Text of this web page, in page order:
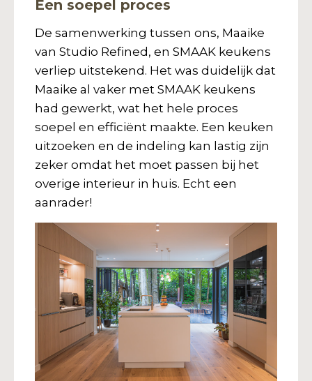
Een soepel proces
De samenwerking tussen ons, Maaike
van Studio Refined, en SMAAK keukens
verliep uitstekend. Het was duidelijk dat
Maaike al vaker met SMAAK keukens
had gewerkt, wat het hele proces
soepel en efficiënt maakte. Een keuken
uitzoeken en de indeling kan lastig zijn
zeker omdat het moet passen bij het
overige interieur in huis. Echt een
aanrader!